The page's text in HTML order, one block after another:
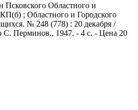
Псковского Областного и
; Областного и Городского
№ 248 (778) : 20 декабря /
С. Перминов., 1947. - 4 с. - Цена 20